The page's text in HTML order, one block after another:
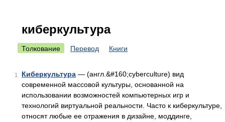
киберкультура
Толкование Перевод Книги
1 Киберкультура — (англ.&#160;cyberculture) вид
современной массовой культуры, основанной на
использовании возможностей компьютерных игр и
технологий виртуальной реальности. Часто к киберкультуре,
относят любые ее отражения в дизайне, моддинге,